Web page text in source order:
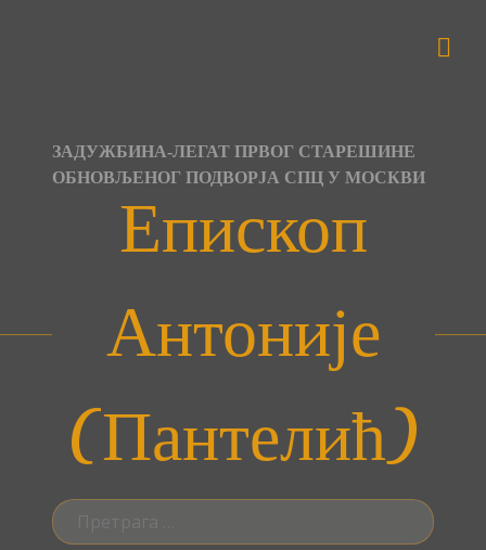
ЗАДУЖБИНА-ЛЕГАТ ПРВОГ СТАРЕШИНЕ
ОБНОВЉЕНОГ ПОДВОРЈА СПЦ У МОСКВИ
Епископ
Антоније
(Пантелић)
Претрага
за: